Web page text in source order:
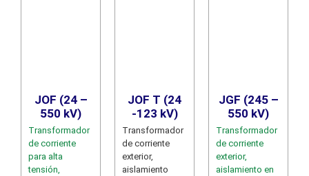
JOF (24 –
550 kV)
Transformador
de corriente
para alta
tensión,
JOF T (24
-123 kV)
Transformador
de corriente
exterior,
aislamiento
JGF (245 –
550 kV)
Transformador
de corriente
exterior,
aislamiento en